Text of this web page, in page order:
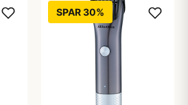
SPAR 30%